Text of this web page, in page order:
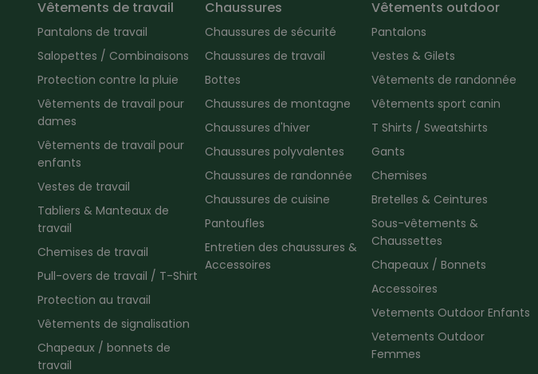
Vêtements de travail
Pantalons de travail
Salopettes / Combinaisons
Protection contre la pluie
Vêtements de travail pour
dames
Vêtements de travail pour
enfants
Vestes de travail
Tabliers & Manteaux de
travail
Chemises de travail
Pull-overs de travail / T-Shirt
Protection au travail
Vêtements de signalisation
Chapeaux / bonnets de
travail
Chaussures
Chaussures de sécurité
Chaussures de travail
Bottes
Chaussures de montagne
Chaussures d'hiver
Chaussures polyvalentes
Chaussures de randonnée
Chaussures de cuisine
Pantoufles
Entretien des chaussures &
Accessoires
Vêtements outdoor
Pantalons
Vestes & Gilets
Vêtements de randonnée
Vêtements sport canin
T Shirts / Sweatshirts
Gants
Chemises
Bretelles & Ceintures
Sous-vêtements &
Chaussettes
Chapeaux / Bonnets
Accessoires
Vetements Outdoor Enfants
Vetements Outdoor
Femmes